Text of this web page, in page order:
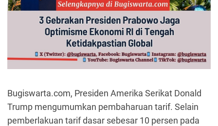
Bugiswarta.com, Presiden Amerika Serikat Donald
Trump mengumumkan pembaharuan tarif. Selain
pemberlakuan tarif dasar sebesar 10 persen pada